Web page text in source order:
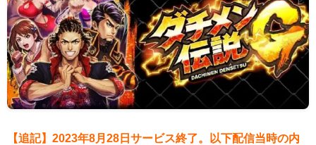
【追記】2023年8月28日サービス終了。以下配信当時の内